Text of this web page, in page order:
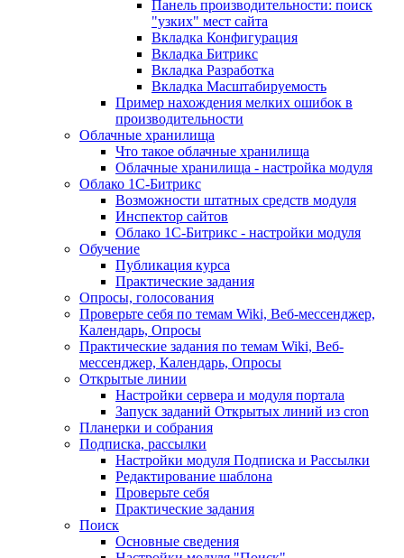
Панель производительности: поиск
"узких" мест сайта
Вкладка Конфигурация
Вкладка Битрикс
Вкладка Разработка
Вкладка Масштабируемость
Пример нахождения мелких ошибок в
производительности
Облачные хранилища
Что такое облачные хранилища
Облачные хранилища - настройка модуля
Облако 1С-Битрикс
Возможности штатных средств модуля
Инспектор сайтов
Облако 1С-Битрикс - настройки модуля
Обучение
Публикация курса
Практические задания
Опросы, голосования
Проверьте себя по темам Wiki, Веб-мессенджер,
Календарь, Опросы
Практические задания по темам Wiki, Веб-
мессенджер, Календарь, Опросы
Открытые линии
Настройки сервера и модуля портала
Запуск заданий Открытых линий из cron
Планерки и собрания
Подписка, рассылки
Настройки модуля Подписка и Рассылки
Редактирование шаблона
Проверьте себя
Практические задания
Поиск
Основные сведения